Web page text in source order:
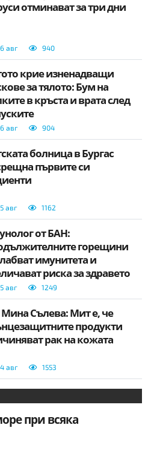
отминават за три дни
авг 940
крие изненадващи
за тялото: Бум на
в кръста и врата след
авг 904
болница в Бургас
първите си
авг 1162
от БАН:
горещини
имунитета и
риска за здравето
авг 1249
Сълева: Мит е, че
продукти
рак на кожата
авг 1553
при всяка